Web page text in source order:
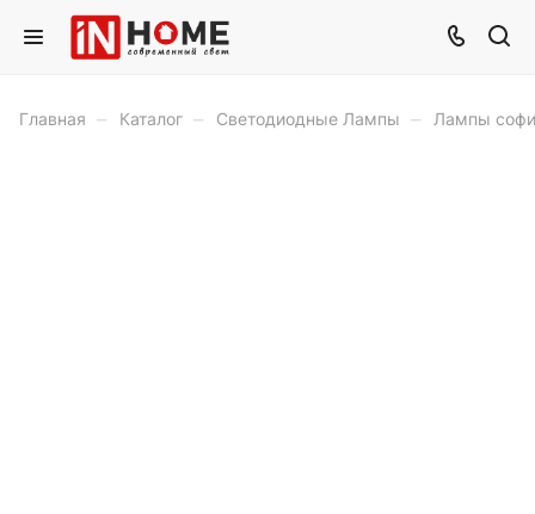
Главная – Каталог – Светодиодные Лампы – Лампы